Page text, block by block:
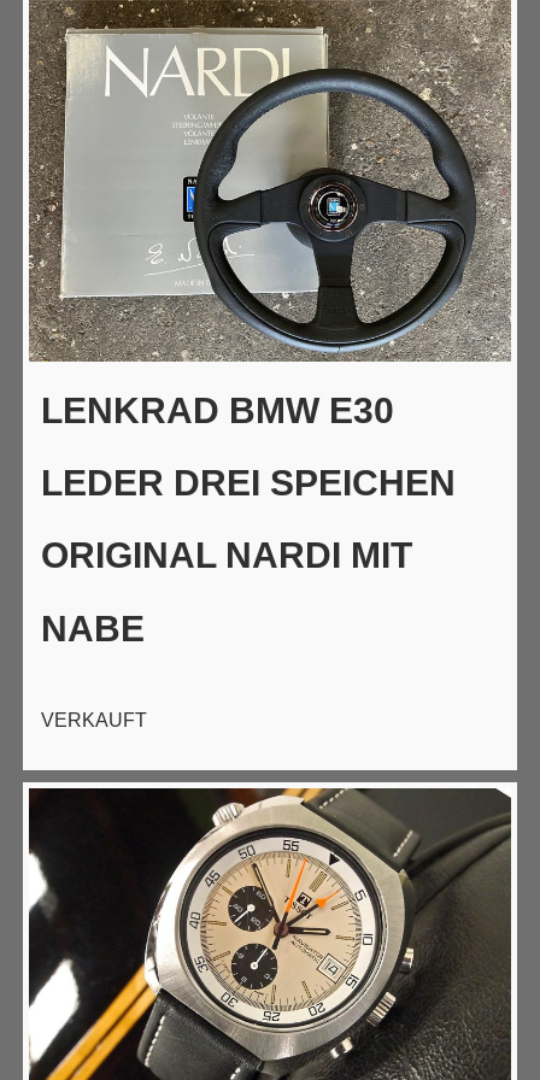
LENKRAD BMW E30
LEDER DREI SPEICHEN
ORIGINAL NARDI MIT
NABE
VERKAUFT